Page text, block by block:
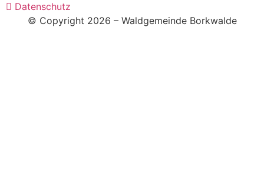
Datenschutz
© Copyright 2026 – Waldgemeinde Borkwalde